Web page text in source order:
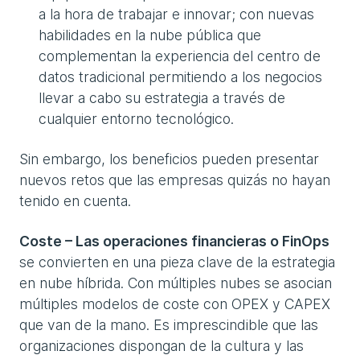
a la hora de trabajar e innovar; con nuevas
habilidades en la nube pública que
complementan la experiencia del centro de
datos tradicional permitiendo a los negocios
llevar a cabo su estrategia a través de
cualquier entorno tecnológico.
Sin embargo, los beneficios pueden presentar
nuevos retos que las empresas quizás no hayan
tenido en cuenta.
Coste – Las operaciones financieras o FinOps
se convierten en una pieza clave de la estrategia
en nube híbrida. Con múltiples nubes se asocian
múltiples modelos de coste con OPEX y CAPEX
que van de la mano. Es imprescindible que las
organizaciones dispongan de la cultura y las